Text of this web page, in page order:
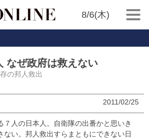
8/6(木)
なぜ政府は救えない
の邦人救出
2011/02/25
７人の日本人。自衛隊の出番かと思いき
ない。邦人救出すらまともにできない日